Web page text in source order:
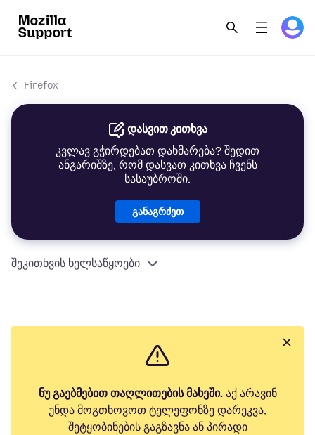
Firefox
დასვით კითხვა
კვლავ გჭირდებათ დახმარება? შედით
ანგარიშზე, რომ დასვათ კითხვა ჩვენს
სასაუბროში.
განაგრძეთ
შეკითხვის ხელსაწყოები
ნუ გაებმებით თაღლითების მახეში.აქ არავინ
უნდა მოგთხოვოთ ტელეფონზე დარეკვა,
შეტყობინების გაგზავნა ან პირადი